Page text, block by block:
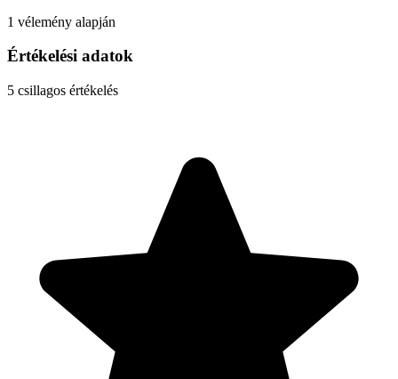
1 vélemény alapján
Értékelési adatok
5 csillagos értékelés